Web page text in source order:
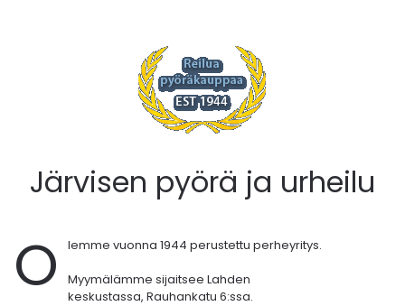
Järvisen pyörä ja urheilu
O
lemme vuonna 1944 perustettu perheyritys.
Myymälämme sijaitsee Lahden
keskustassa, Rauhankatu 6:ssa.